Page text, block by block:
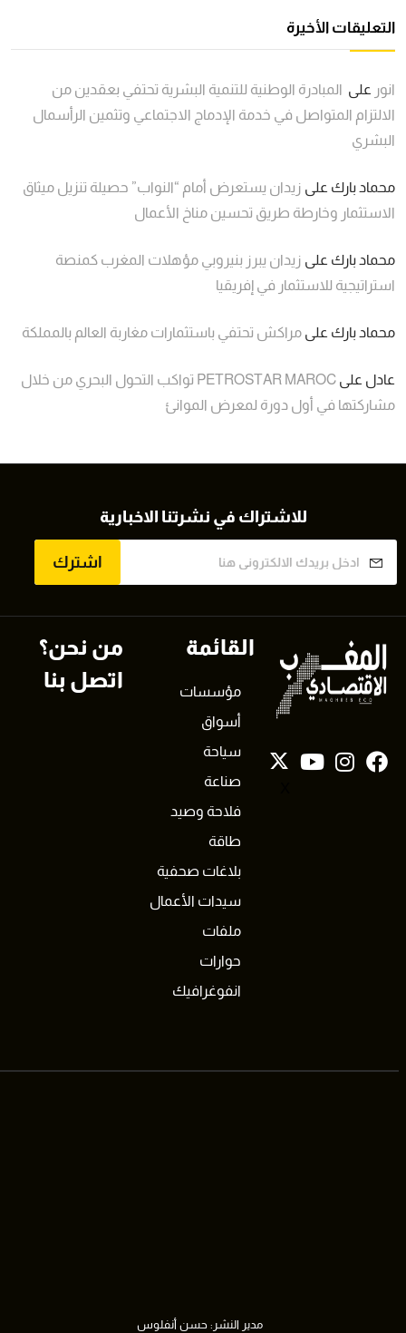
التعليقات الأخيرة
انور على المبادرة الوطنية للتنمية البشرية تحتفي بعقدين من
الالتزام المتواصل في خدمة الإدماج الاجتماعي وتثمين الرأسمال
البشري
محماد بارك على زيدان يستعرض أمام “النواب” حصيلة تنزيل ميثاق
الاستثمار وخارطة طريق تحسين مناخ الأعمال
محماد بارك على زيدان يبرز بنيروبي مؤهلات المغرب كمنصة
استراتيجية للاستثمار في إفريقيا
محماد بارك على مراكش تحتفي باستثمارات مغاربة العالم بالمملكة
عادل على
PETROSTAR MAROC تواكب التحول البحري من خلال
مشاركتها في أول دورة لمعرض الموانئ
للاشتراك في نشرتنا الاخبارية
اشترك
القائمة
مؤسسات
أسواق
سياحة
صناعة
فلاحة وصيد
طاقة
بلاغات صحفية
سيدات الأعمال
ملفات
حوارات
انفوغرافيك
من نحن؟
اتصل بنا
مدير النشر: حسن أنفلوس